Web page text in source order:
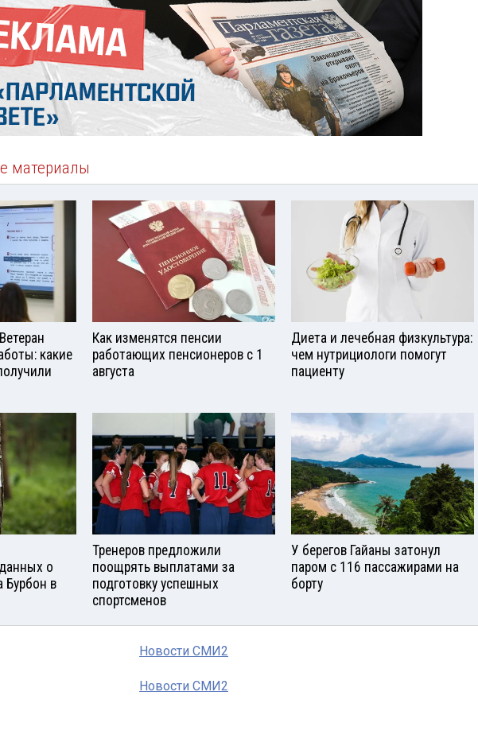
материалы
какие
Как изменятся пенсии
работающих пенсионеров с 1
августа
Диета и лечебная физкультура:
чем нутрициологи помогут
пациенту
о
Бурбон в
Тренеров предложили
поощрять выплатами за
подготовку успешных
спортсменов
У берегов Гайаны затонул
паром с 116 пассажирами на
борту
Новости СМИ2
Новости СМИ2